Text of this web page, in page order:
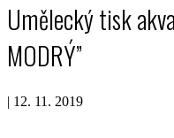
Umělecký tisk
MODRÝ”
12. 11. 2019